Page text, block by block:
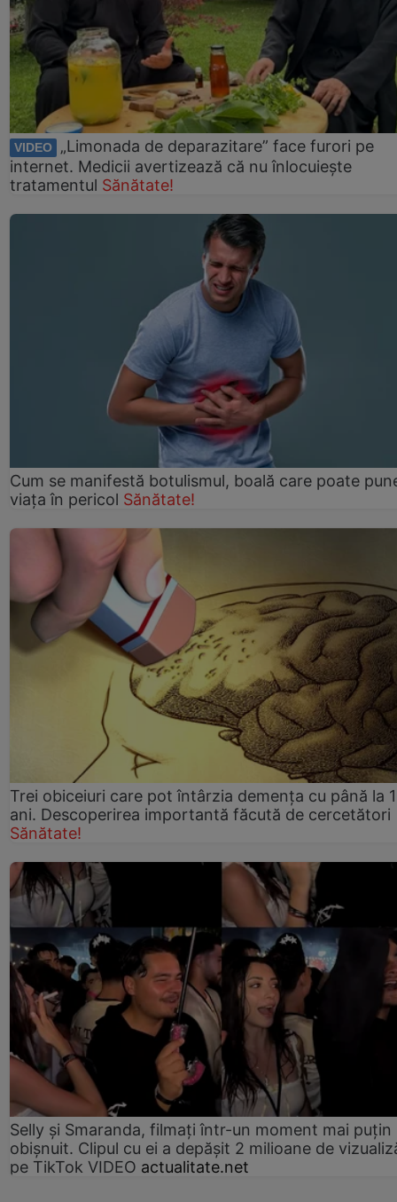
VIDEO
„Limonada de deparazitare” face furori pe
internet. Medicii avertizează că nu înlocuiește
tratamentul Sănătate!
Cum se manifestă botulismul, boală care poate
viaţa în pericol Sănătate!
Trei obiceiuri care pot întârzia demența cu până la
ani. Descoperirea importantă făcută de cercetători
Sănătate!
Selly și Smaranda, filmați într-un moment mai puțin
obișnuit. Clipul cu ei a depășit 2 milioane de
pe TikTok VIDEO actualitate.net